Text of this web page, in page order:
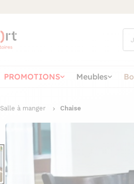
PROMOTIONS Meubles
Salle à manger Chaise